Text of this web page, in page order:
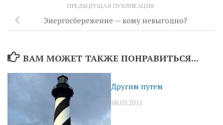
ПРЕДЫДУЩАЯ ПУБЛИКАЦИЯ
Энергосбережение — кому невыгодно?
ВАМ МОЖЕТ ТАКЖЕ ПОНРАВИТЬСЯ...
Другим путем
08.03.2011